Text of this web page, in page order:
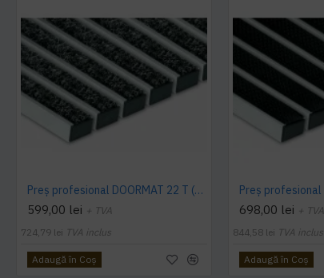
Preș profesional DOORMAT 22 T (textil)
599,00 lei + TVA
724,79 lei TVA inclus
Adaugă în Coş
698,00 lei + TVA
844,58 lei TVA inclus
Adaugă în Coş